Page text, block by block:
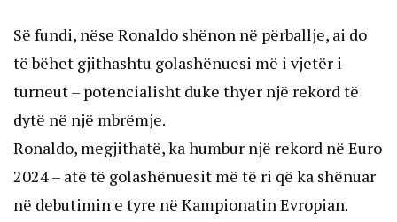
Së fundi, nëse Ronaldo shënon në përballje, ai do
të bëhet gjithashtu golashënuesi më i vjetër i
turneut – potencialisht duke thyer një rekord të
dytë në një mbrëmje.
Ronaldo, megjithatë, ka humbur një rekord në Euro
2024 – atë të golashënuesit më të ri që ka shënuar
në debutimin e tyre në Kampionatin Evropian.